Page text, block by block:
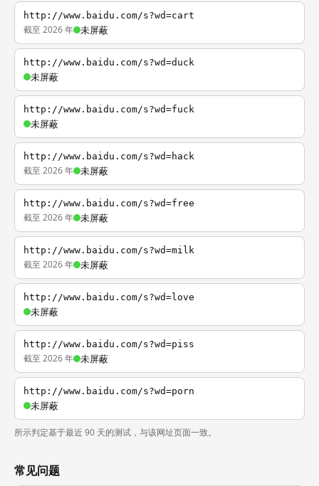
http://www.baidu.com/s?wd=cart
截至 2026 年 未屏蔽
http://www.baidu.com/s?wd=duck
未屏蔽
http://www.baidu.com/s?wd=fuck
未屏蔽
http://www.baidu.com/s?wd=hack
截至 2026 年 未屏蔽
http://www.baidu.com/s?wd=free
截至 2026 年 未屏蔽
http://www.baidu.com/s?wd=milk
截至 2026 年 未屏蔽
http://www.baidu.com/s?wd=love
未屏蔽
http://www.baidu.com/s?wd=piss
截至 2026 年 未屏蔽
http://www.baidu.com/s?wd=porn
未屏蔽
所示判定基于最近 90 天的测试，与该网址页面一致。
常见问题